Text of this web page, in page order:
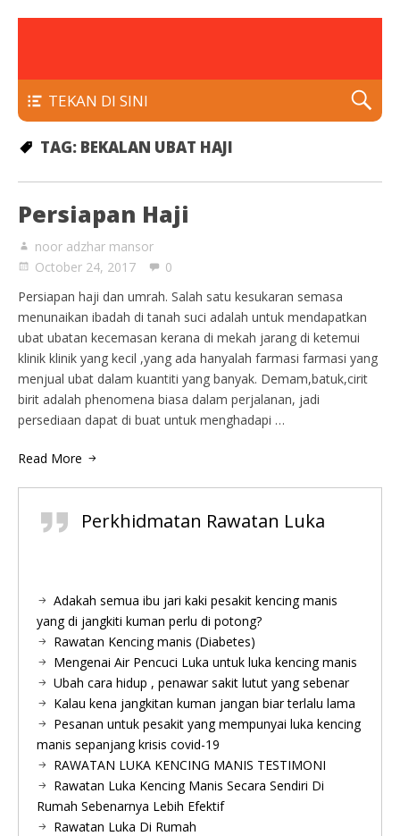
TEKAN DI SINI
TAG: BEKALAN UBAT HAJI
Persiapan Haji
noor adzhar mansor
October 24, 2017
0
Persiapan haji dan umrah. Salah satu kesukaran semasa
menunaikan ibadah di tanah suci adalah untuk mendapatkan
ubat ubatan kecemasan kerana di mekah jarang di ketemui
klinik klinik yang kecil ,yang ada hanyalah farmasi farmasi yang
menjual ubat dalam kuantiti yang banyak. Demam,batuk,cirit
birit adalah phenomena biasa dalam perjalanan, jadi
persediaan dapat di buat untuk menghadapi …
Read More
Perkhidmatan Rawatan Luka
Adakah semua ibu jari kaki pesakit kencing manis
yang di jangkiti kuman perlu di potong?
Rawatan Kencing manis (Diabetes)
Mengenai Air Pencuci Luka untuk luka kencing manis
Ubah cara hidup , penawar sakit lutut yang sebenar
Kalau kena jangkitan kuman jangan biar terlalu lama
Pesanan untuk pesakit yang mempunyai luka kencing
manis sepanjang krisis covid-19
RAWATAN LUKA KENCING MANIS TESTIMONI
Rawatan Luka Kencing Manis Secara Sendiri Di
Rumah Sebenarnya Lebih Efektif
Rawatan Luka Di Rumah